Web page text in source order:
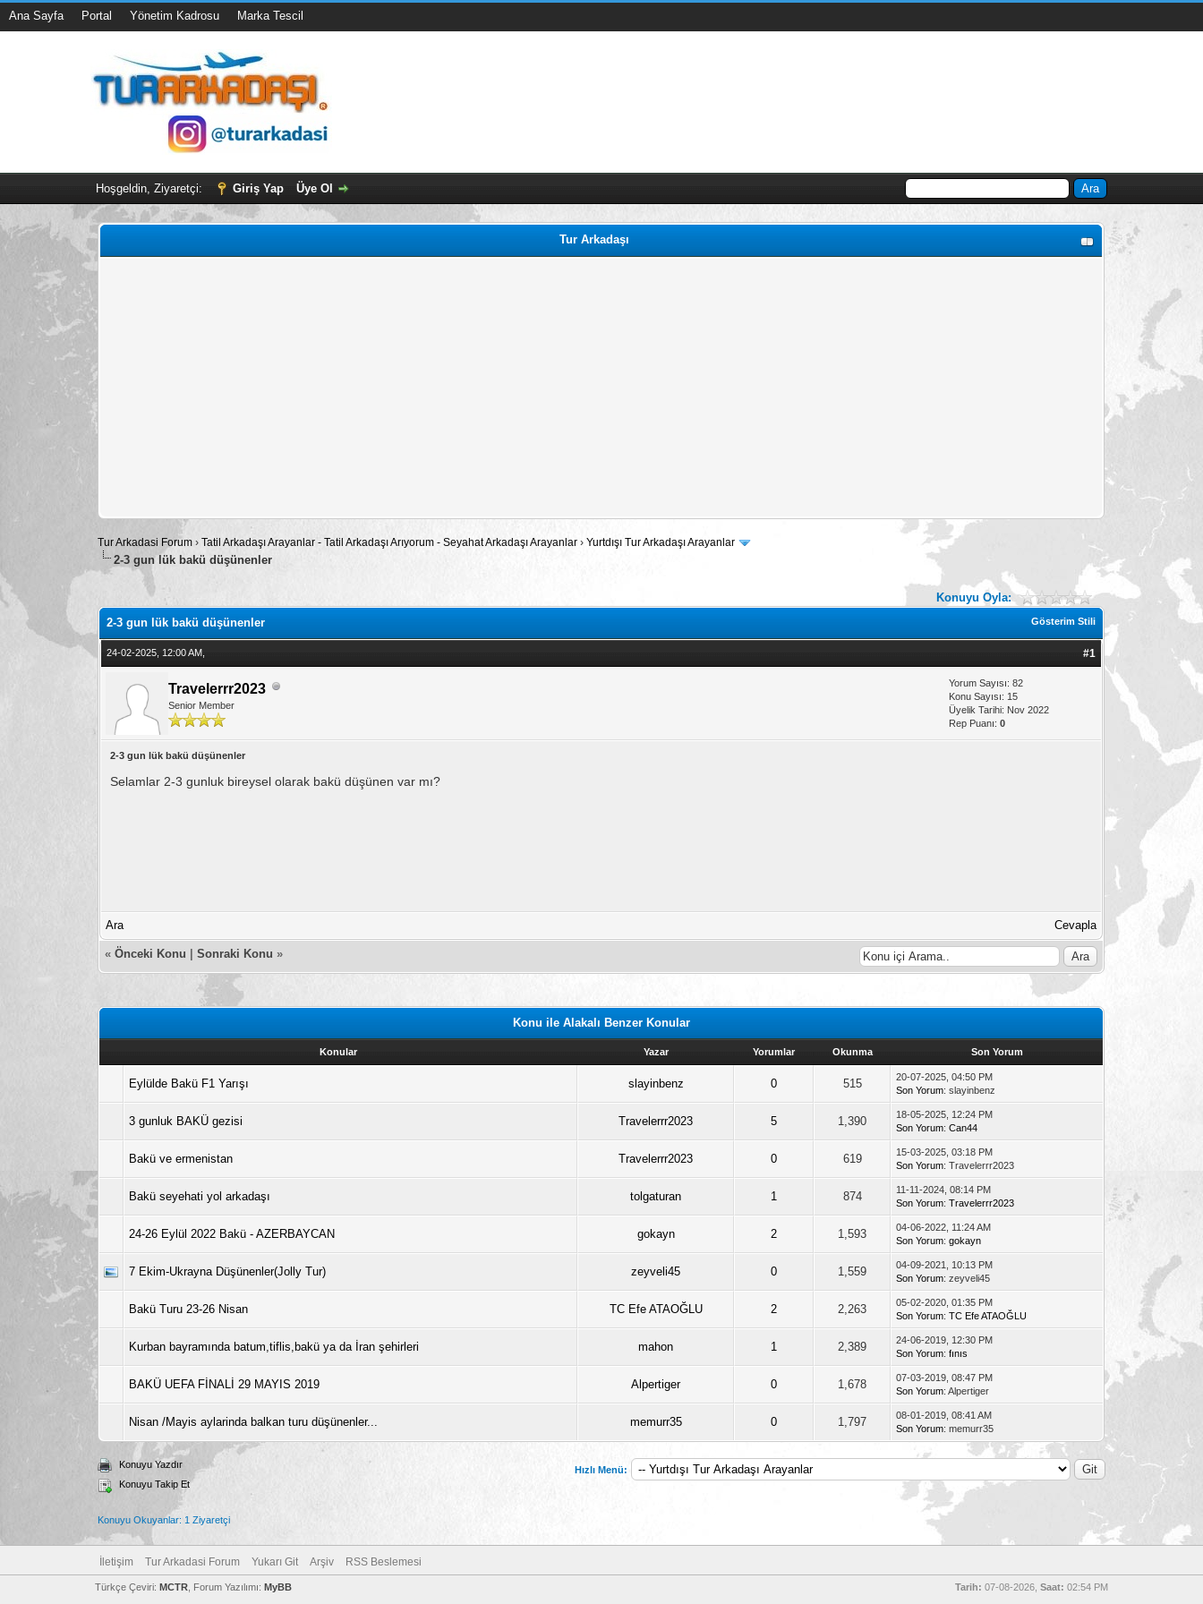
Ana Sayfa Portal Yönetim Kadrosu Marka Tescil
Hoşgeldin, Ziyaretçi: Giriş Yap Üye Ol
Tur Arkadaşı
Tur Arkadasi Forum ›Tatil Arkadaşı Arayanlar - Tatil Arkadaşı Arıyorum - Seyahat Arkadaşı Arayanlar›Yurtdışı Tur Arkadaşı Arayanlar
2-3 gun lük bakü düşünenler
Konuyu Oyla:
Toplam: 0 Oy - Ortalama: 0
Gösterim Stili
2-3 gun lük bakü düşünenler
24-02-2025, 12:00 AM, #1
Travelerrr2023
Senior Member
Yorum Sayısı: 82
Konu Sayısı: 15
Üyelik Tarihi: Nov 2022
Rep Puanı:0
2-3 gun lük bakü düşünenler
Selamlar 2-3 gunluk bireysel olarak bakü düşünen var mı?
Ara Cevapla
«Önceki Konu |Sonraki Konu »
Konu ile Alakalı Benzer Konular
Konular Yazar Yorumlar Okunma Son Yorum
Eylülde Bakü F1 Yarışı slayinbenz 0 515
20-07-2025, 04:50 PM
Son Yorum: slayinbenz
3 gunluk BAKÜ gezisi Travelerrr2023 5 1,390
18-05-2025, 12:24 PM
Son Yorum:Can44
Bakü ve ermenistan Travelerrr2023 0 619
15-03-2025, 03:18 PM
Son Yorum: Travelerrr2023
Bakü seyehati yol arkadaşı tolgaturan 1 874
11-11-2024, 08:14 PM
Son Yorum:Travelerrr2023
24-26 Eylül 2022 Bakü - AZERBAYCAN gokayn 2 1,593
04-06-2022, 11:24 AM
Son Yorum:gokayn
7 Ekim-Ukrayna Düşünenler(Jolly Tur) zeyveli45 0 1,559
04-09-2021, 10:13 PM
Son Yorum: zeyveli45
Bakü Turu 23-26 Nisan TC Efe ATAOĞLU 2 2,263
05-02-2020, 01:35 PM
Son Yorum:TC Efe ATAOĞLU
Kurban bayramında batum,tiflis,bakü ya da İran şehirleri mahon 1 2,389
24-06-2019, 12:30 PM
Son Yorum:fınıs
BAKÜ UEFA FİNALİ 29 MAYIS 2019 Alpertiger 0 1,678
07-03-2019, 08:47 PM
Son Yorum: Alpertiger
Nisan /Mayis aylarinda balkan turu düşünenler... memurr35 0 1,797
08-01-2019, 08:41 AM
Son Yorum: memurr35
Konuyu Yazdır
Konuyu Takip Et
Hızlı Menü:
Konuyu Okuyanlar: 1 Ziyaretçi
İletişim Tur Arkadasi Forum Yukarı Git Arşiv RSS Beslemesi
Tarih: 07-08-2026,Saat: 02:54 PM
Türkçe Çeviri: MCTR, Forum Yazılımı: MyBB